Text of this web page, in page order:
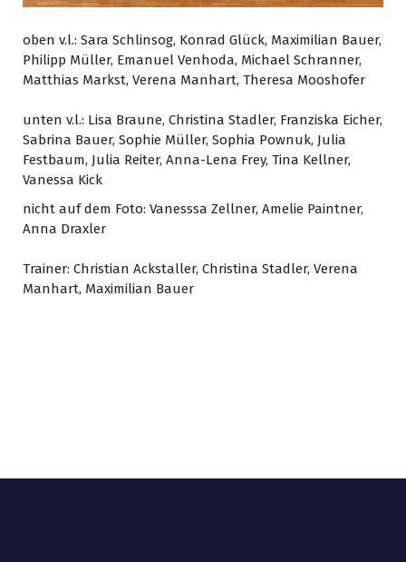
oben v.l.: Sara Schlinsog, Konrad Glück, Maximilian Bauer,
Philipp Müller, Emanuel Venhoda, Michael Schranner,
Matthias Markst, Verena Manhart, Theresa Mooshofer
unten v.l.: Lisa Braune, Christina Stadler, Franziska Eicher,
Sabrina Bauer, Sophie Müller, Sophia Pownuk, Julia
Festbaum, Julia Reiter, Anna-Lena Frey, Tina Kellner,
Vanessa Kick
nicht auf dem Foto: Vanesssa Zellner, Amelie Paintner,
Anna Draxler
Trainer: Christian Ackstaller, Christina Stadler, Verena
Manhart, Maximilian Bauer